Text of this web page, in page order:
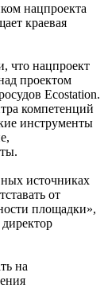
нацпроекта
краевая
что нацпроект
проектом
Ecostation.
компетенций
инструменты
источниках
от
площадки»,
на